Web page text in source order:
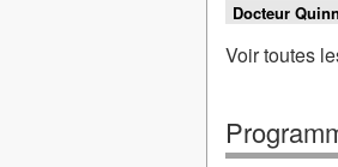
Docteur
médecin - S5
de conscience
Voir toutes